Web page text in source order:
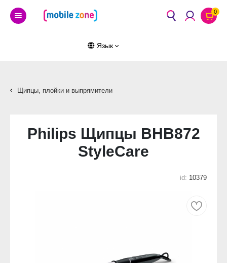
0
Язык
Щипцы, плойки и выпрямители
Philips Щипцы BHB872
StyleCare
id: 10379